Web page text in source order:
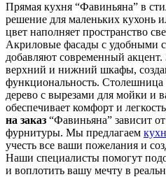
Прямая кухня “Фавиньяна” в
решение для маленьких кухонь
цвет наполняет пространство
Акриловые фасады с удобными
добавляют современный акцент.
верхний и нижний шкафы,
функциональность. Столешница
дерево с вырезами для мойки и
обеспечивает комфорт и
на заказ “Фавиньяна” зависит
фурнитуры. Мы предлагаем
учесть все ваши пожелания и
Наши специалисты помогут
и воплотить вашу мечту в